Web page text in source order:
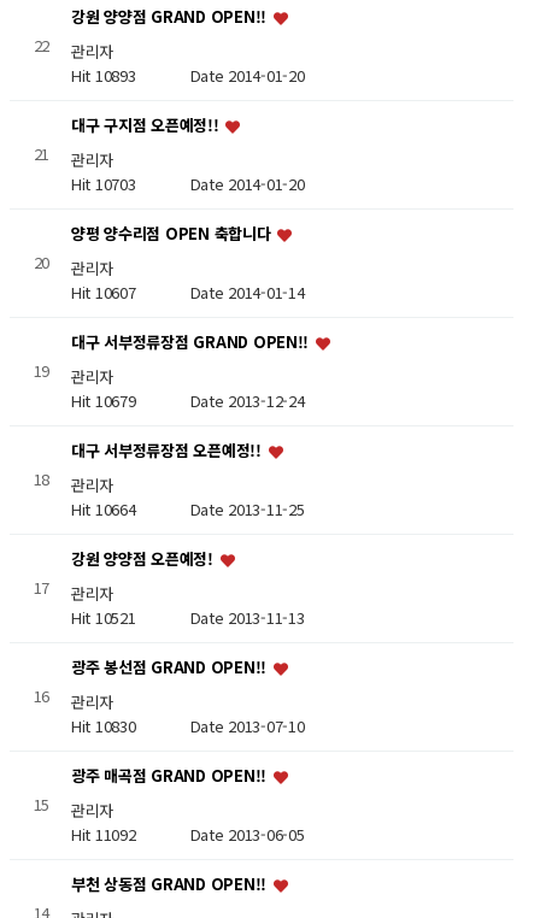
22
강원 양양점 GRAND OPEN!!
관리자
Hit 10893 Date 2014-01-20
21
대구 구지점 오픈예정!!
관리자
Hit 10703 Date 2014-01-20
20
양평 양수리점 OPEN 축합니다
관리자
Hit 10607 Date 2014-01-14
19
대구 서부정류장점 GRAND OPEN!!
관리자
Hit 10679 Date 2013-12-24
18
대구 서부정류장점 오픈예정!!
관리자
Hit 10664 Date 2013-11-25
17
강원 양양점 오픈예정!
관리자
Hit 10521 Date 2013-11-13
16
광주 봉선점 GRAND OPEN!!
관리자
Hit 10830 Date 2013-07-10
15
광주 매곡점 GRAND OPEN!!
관리자
Hit 11092 Date 2013-06-05
14
부천 상동점 GRAND OPEN!!